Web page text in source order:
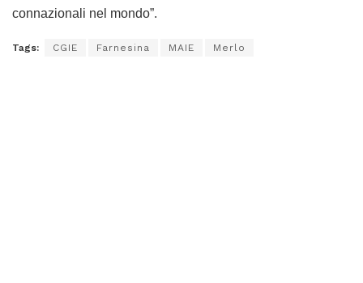
connazionali nel mondo”.
Tags: CGIE Farnesina MAIE Merlo